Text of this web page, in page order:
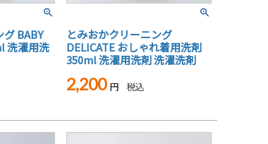
BABY
洗濯用洗
とみおかクリーニング
DELICATE おしゃれ着用洗剤
350ml 洗濯用洗剤 洗濯洗剤
2,200 税込